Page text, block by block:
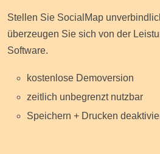
Stellen Sie SocialMap
überzeugen Sie sich von der
Software.
kostenlose Demoversion
zeitlich unbegrenzt nutzbar
Speichern + Drucken